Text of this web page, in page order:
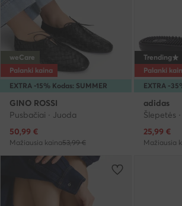
EXTRA -15% Kodas: SUMMER
weCare
Palanki kaina
GINO ROSSI
Pusbačiai · Juoda
Dabartinė kaina
50,99 €
Mažiausia kaina53,99 €
EXTRA -
Trending
Palanki
adidas
Dabartinė
25,99 €
Mažiausia